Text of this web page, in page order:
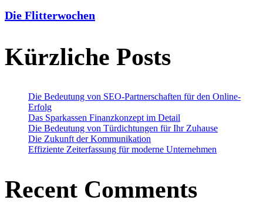
Die Flitterwochen
Kürzliche Posts
Die Bedeutung von SEO-Partnerschaften für den Online-
Erfolg
Das Sparkassen Finanzkonzept im Detail
Die Bedeutung von Türdichtungen für Ihr Zuhause
Die Zukunft der Kommunikation
Effiziente Zeiterfassung für moderne Unternehmen
Recent Comments